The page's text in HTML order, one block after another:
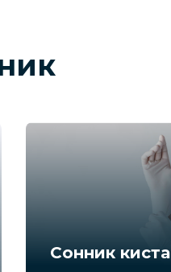
Сонник киста